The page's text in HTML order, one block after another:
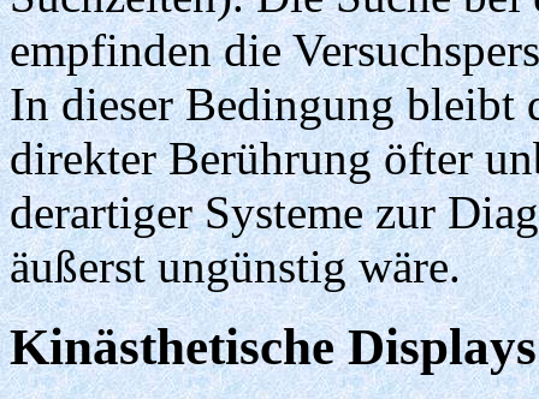
empfinden die
In dieser Bedingung bleibt
direkter Berührung öfter
derartiger Systeme zur
äußerst ungünstig wäre.
Kinästhetische Displays